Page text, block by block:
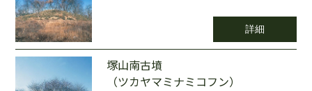
詳細
塚山南古墳
（ツカヤマミナミコフン）